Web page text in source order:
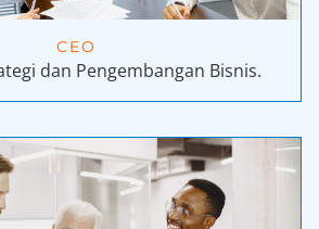
CEO
dan Pengembangan Bisnis.